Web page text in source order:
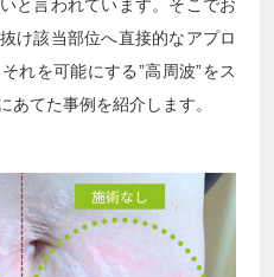
と言われています。そこでお
け該当部位へ直接的なアプロ
れを可能にする”高周波”をス
あてた事例を紹介します。